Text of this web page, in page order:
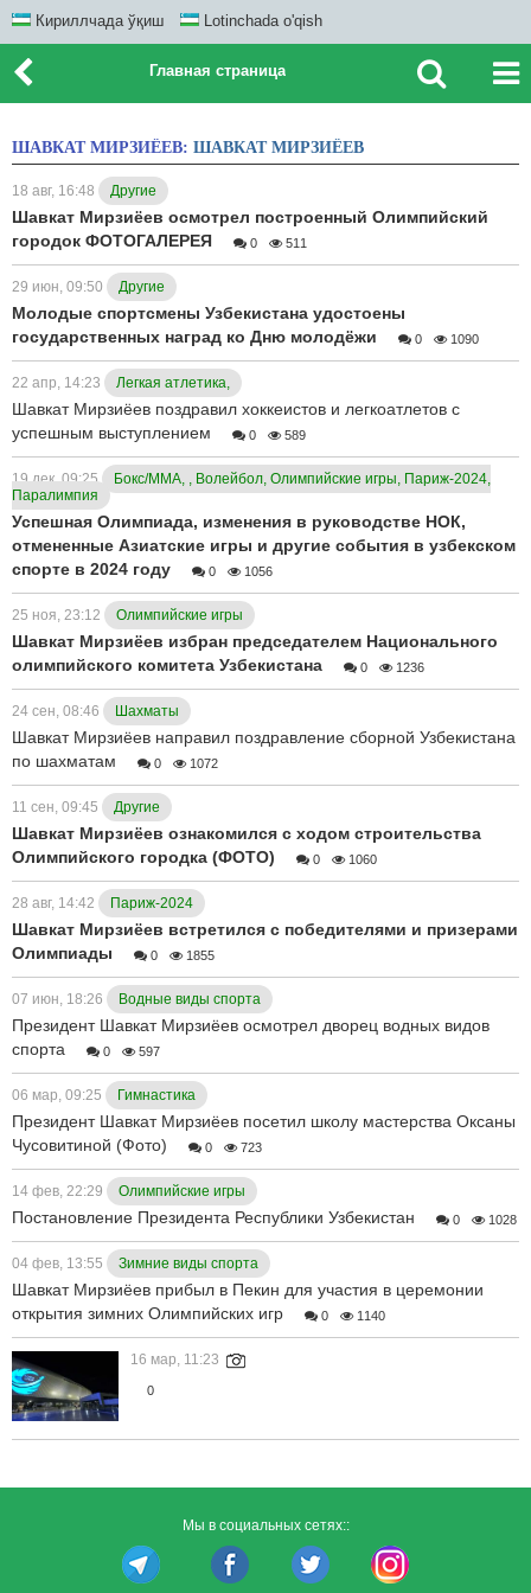
Кириллчада ўқиш Lotinchada o'qish
Главная страница
ШАВКАТ МИРЗИЁЕВ: ШАВКАТ МИРЗИЁЕВ
18 авг, 16:48 Другие
Шавкат Мирзиёев осмотрел построенный Олимпийский
городок ФОТОГАЛЕРЕЯ
0 511
29 июн, 09:50 Другие
Молодые спортсмены Узбекистана удостоены
государственных наград ко Дню молодёжи
0 1090
22 апр, 14:23 Легкая атлетика,
Шавкат Мирзиёев поздравил хоккеистов и легкоатлетов с
успешным выступлением
0 589
19 дек, 09:25
Бокс/ММА, , Волейбол, Олимпийские игры, Париж-2024,
Паралимпия
Успешная Олимпиада, изменения в руководстве НОК,
отмененные Азиатские игры и другие события в узбекском
спорте в 2024 году
0 1056
25 ноя, 23:12 Олимпийские игры
Шавкат Мирзиёев избран председателем Национального
олимпийского комитета Узбекистана
0 1236
24 сен, 08:46 Шахматы
Шавкат Мирзиёев направил поздравление сборной Узбекистана
по шахматам
0 1072
11 сен, 09:45 Другие
Шавкат Мирзиёев ознакомился с ходом строительства
Олимпийского городка (ФОТО)
0 1060
28 авг, 14:42 Париж-2024
Шавкат Мирзиёев встретился с победителями и призерами
Олимпиады
0 1855
07 июн, 18:26 Водные виды спорта
Президент Шавкат Мирзиёев осмотрел дворец водных видов
спорта
0 597
06 мар, 09:25 Гимнастика
Президент Шавкат Мирзиёев посетил школу мастерства Оксаны
Чусовитиной (Фото)
0 723
14 фев, 22:29 Олимпийские игры
Постановление Президента Республики Узбекистан 0 1028
04 фев, 13:55 Зимние виды спорта
Шавкат Мирзиёев прибыл в Пекин для участия в церемонии
открытия зимних Олимпийских игр
0 1140
16 мар, 11:23
0
Мы в социальных сетях::